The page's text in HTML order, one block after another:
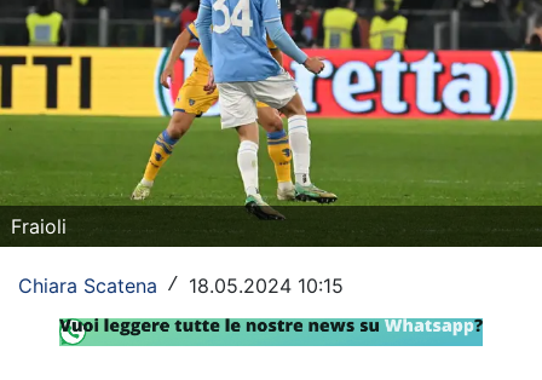
Serie A
Champions League
Europa League
Altri Sport
Formula 1
Tennis
Vela
Fraioli
Chiara Scatena / 18.05.2024 10:15